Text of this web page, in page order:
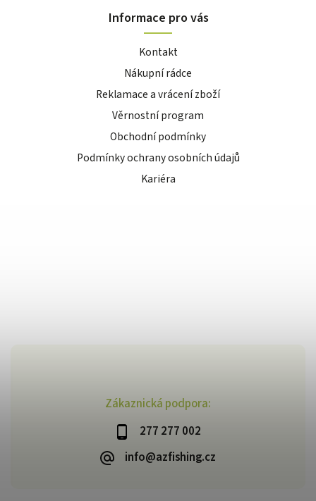
Zákaznická podpora:
277 277 002
info@azfishing.cz
Informace pro vás
Kontakt
Nákupní rádce
Reklamace a vrácení zboží
Věrnostní program
Obchodní podmínky
Podmínky ochrany osobních údajů
Kariéra